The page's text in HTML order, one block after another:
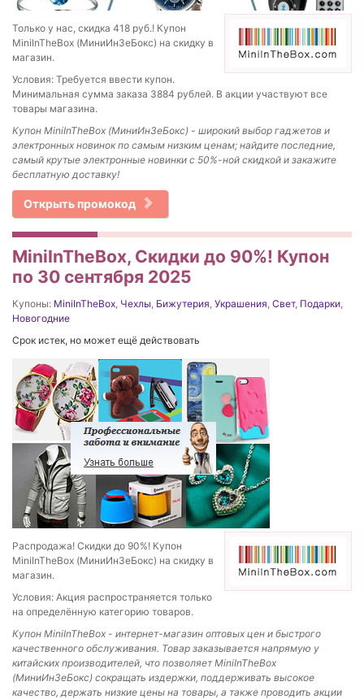
Только у нас, скидка 418 руб.! Купон
MiniInTheBox (МиниИнЗеБокс) на скидку в
магазин.
Условия: Требуется ввести купон.
Минимальная сумма заказа 3884 рублей. В акции участвуют все
товары магазина.
Купон MiniInTheBox (МиниИнЗеБокс) - широкий выбор гаджетов и
электронных новинок по самым низким ценам; найдите последние,
самый крутые электронные новинки с 50%-ной скидкой и закажите
бесплатную доставку!
Открыть промокод
MiniInTheBox, Скидки до 90%! Купон
по 30 сентября 2025
Купоны: MiniInTheBox Чехлы Бижутерия Украшения Свет, Подарки
Новогодние
Срок истек, но может ещё действовать
Распродажа! Скидки до 90%! Купон
MiniInTheBox (МиниИнЗеБокс) на скидку в
магазин.
Условия: Акция распространяется только
на определённую категорию товаров.
Купон MiniInTheBox - интернет-магазин оптовых цен и быстрого
качественного обслуживания. Товар заказывается напрямую у
китайских производителей, что позволяет MiniInTheBox
(МиниИнЗеБокс) сокращать издержки, поддерживать высокое
качество, держать низкие цены на товары, а также проводить акции